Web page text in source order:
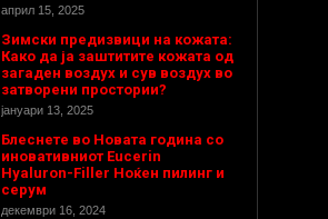
април 15, 2025
Зимски предизвици на кожата:
Како да ја заштитите кожата од
загаден воздух и сув воздух во
затворени простории?
јануари 13, 2025
Блеснете во Новата година со
иновативниот Eucerin
Hyaluron-Filler Ноќен пилинг и
серум
декември 16, 2024